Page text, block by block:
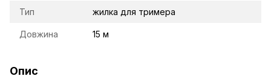
Тип жилка для тримера
Довжина 15 м
Опис